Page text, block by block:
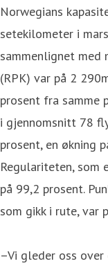
Norwegians
setekilometer i
sammenlignet med
(RPK) var på 2
prosent fra samme
i gjennomsnitt 78
prosent, en økning
Regulariteten, som
på 99,2 prosent.
som gikk i rute, var
–Vi gleder oss